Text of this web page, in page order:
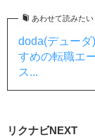
あわせて読みたい
doda(デュー
すめの転職エ
ス...
リクナビNEXT